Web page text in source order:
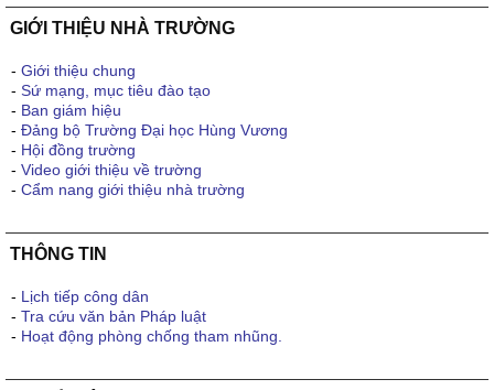
GIỚI THIỆU NHÀ TRƯỜNG
- Giới thiệu chung
- Sứ mạng, mục tiêu đào tạo
- Ban giám hiệu
- Đảng bộ Trường Đại học Hùng Vương
- Hội đồng trường
- Video giới thiệu về trường
- Cẩm nang giới thiệu nhà trường
THÔNG TIN
- Lịch tiếp công dân
- Tra cứu văn bản Pháp luật
- Hoạt động phòng chống tham nhũng.